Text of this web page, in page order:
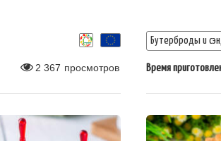
2 367 просмотров
Бутерброды и
Время